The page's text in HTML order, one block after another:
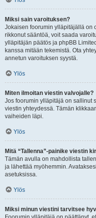
Miksi sain varoituksen?
Jokaisen foorumin ylläpitäjällä on
rikkonut sääntöä, voit saada
ylläpitäjän päätös ja phpBB
kanssa mitään tekemistä. Ota
annetun varoituksen syystä.
Ylös
Miten ilmoitan viestin valvojalle?
Jos foorumin ylläpitäjä on sallinut
viestin yhteydessä. Tämän
vaiheiden läpi.
Ylös
Mitä “Tallenna”-painike viestin
Tämän avulla on mahdollista
ja lähettää myöhemmin.
asetuksissa.
Ylös
Miksi minun viestini tarvitsee